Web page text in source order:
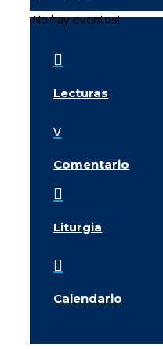
¡No hay eventos!

Lecturas
v
Comentario

Liturgia

Calendario